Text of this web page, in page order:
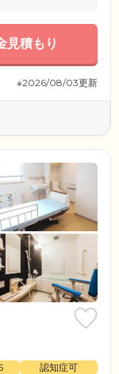
見積もり
※2026/08/03更新
認知症可